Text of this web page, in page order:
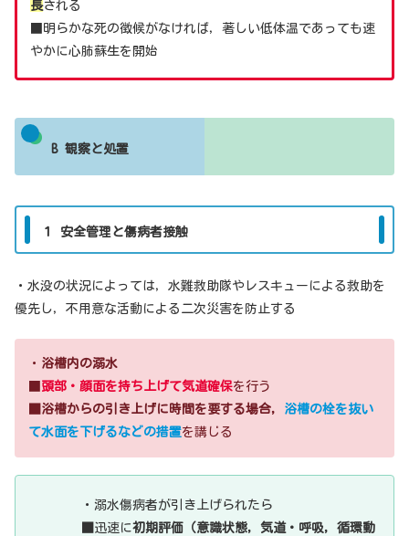
長される
■明らかな死の徴候がなければ，著しい低体温であっても速
やかに心肺蘇生を開始
B 観察と処置
１ 安全管理と傷病者接触
・水没の状況によっては，水難救助隊やレスキューによる救助を
優先し，不用意な活動による二次災害を防止する
・ 浴槽内の溺水
頭部・顔面を持ち上げて気道確保を行う
■浴槽からの引き上げに時間を要する場合， 浴槽の栓を抜い
て水面を下げるなどの措置を講じる
・溺水傷病者が引き上げられたら
迅速に初期評価（意識状態，気道・呼吸，循環動